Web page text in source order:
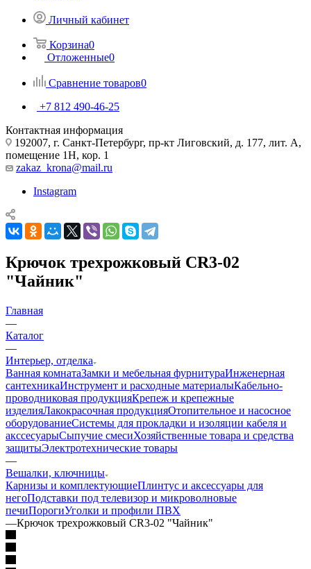
Личный кабинет
Корзина0
Отложенные0
Сравнение товаров0
+7 812 490-46-25
Контактная информация
192007, г. Санкт-Петербург, пр-кт Лиговский, д. 177, лит. А,
помещение 1Н, кор. 1
zakaz_krona@mail.ru
Instagram
Крючок трехрожковый CR3-02
"Чайник"
Главная
—
Каталог
—
Интерьер, отделка
Ванная комнатаЗамки и мебельная фурнитураИнженерная
сантехникаИнструмент и расходные материалыКабельно-
проводниковая продукцияКрепеж и крепежные
изделияЛакокрасочная продукцияОтопительное и насосное
оборудованиеСистемы для прокладки и изоляции кабеля и
акссесуарыСыпучие смесиХозяйственные товара и средства
защитыЭлектротехнические товары
—
Вешалки, ключницы
Карнизы и комплектующиеПлинтус и аксессуары для
негоПодставки под телевизор и микроволновые
печиПорогиУголки и профили ПВХ
—Крючок трехрожковый CR3-02 "Чайник"